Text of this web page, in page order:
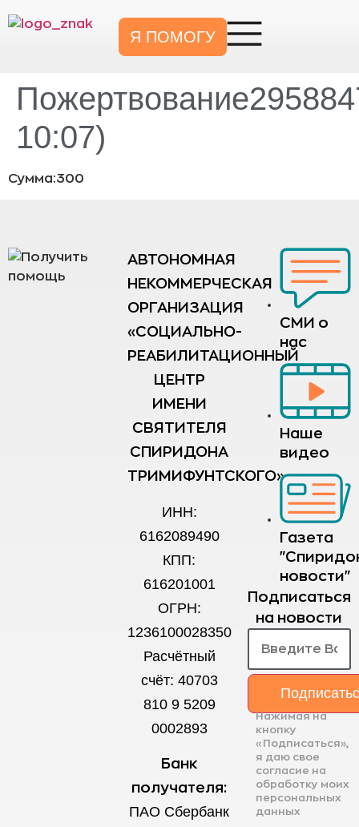
Я ПОМОГУ
10:07)
Сумма:300
АВТОНОМНАЯ
НЕКОММЕРЧЕСКАЯ
ОРГАНИЗАЦИЯ
«СОЦИАЛЬНО-
РЕАБИЛИТАЦИОННЫЙ
ЦЕНТР
ИМЕНИ
СВЯТИТЕЛЯ
СПИРИДОНА
ТРИМИФУНТСКОГО»
ИНН:
6162089490
КПП:
616201001
ОГРН:
1236100028350
Расчётный
счёт: 40703
810 9 5209
0002893
Банк
получателя:
ПАО Сбербанк
СМИ о
нас
Наше
видео
Газета
новости"
Подписаться
на новости
Нажимая на
кнопку
«Подписаться»,
я даю свое
согласие на
обработку моих
персональных
данных